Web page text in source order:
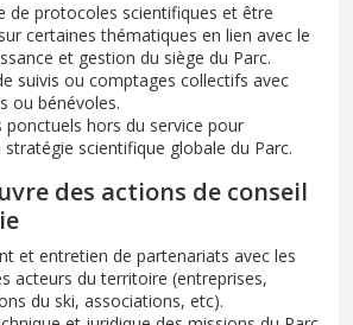
de protocoles scientifiques et être
certaines thématiques en lien avec le
et gestion du siège du Parc.
suivis ou comptages collectifs avec
ou bénévoles.
ponctuels hors du service pour
scientifique globale du Parc.
des actions de conseil
et entretien de partenariats avec les
acteurs du territoire (entreprises,
du ski, associations, etc).